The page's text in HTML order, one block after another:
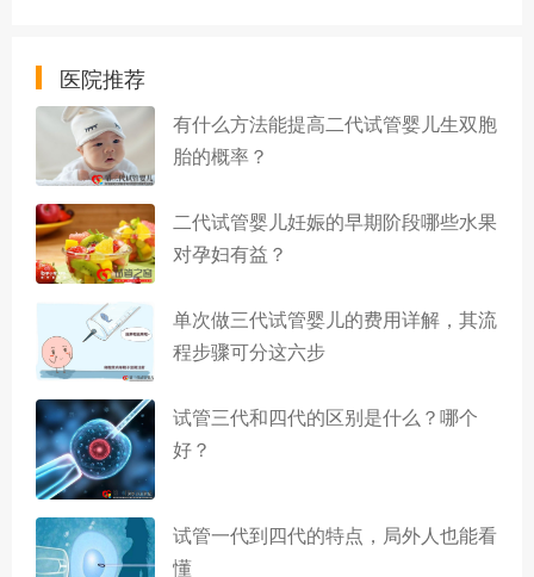
医院推荐
有什么方法能提高二代试管婴儿生双胞
胎的概率？
二代试管婴儿妊娠的早期阶段哪些水果
对孕妇有益？
单次做三代试管婴儿的费用详解，其流
程步骤可分这六步
试管三代和四代的区别是什么？哪个
好？
试管一代到四代的特点，局外人也能看
懂